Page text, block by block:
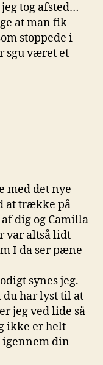
tog afsted…
at man fik
stoppede i
sgu været et
med det nye
at trække på
dig og Camilla
var altså lidt
I da ser pæne
synes jeg.
du har lyst til at
jeg ved lide så
ikke er helt
igennem din